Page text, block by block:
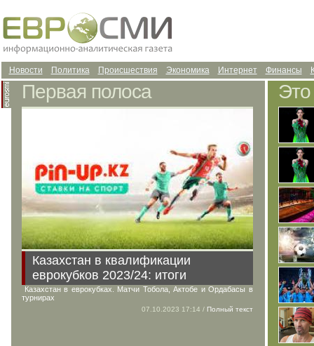
Финансы
Интернет
Экономика
Происшествия
Политика
Новости
Первая полоса
Казахстан в квалификации
еврокубков 2023/24: итоги
Казахстан в еврокубках. Матчи Тобола, Актобе и Ордабасы в
турнирах
07.10.2023 17:14 / Полный текст
Это